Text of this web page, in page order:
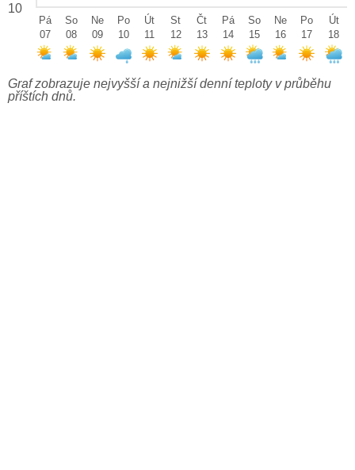
10
Pá
07
So
08
Ne
09
Po
10
Út
11
St
12
Čt
13
Pá
14
So
15
Ne
16
Po
17
Út
18
Graf zobrazuje nejvyšší a nejnižší denní teploty v průběhu
příštích dnů.